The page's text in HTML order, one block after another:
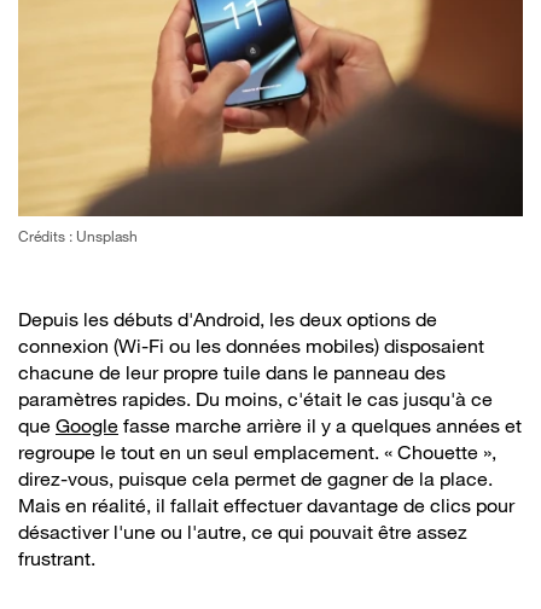
Crédits : Unsplash
Depuis les débuts d'Android, les deux options de
connexion (Wi-Fi ou les données mobiles) disposaient
chacune de leur propre tuile dans le panneau des
paramètres rapides. Du moins, c'était le cas jusqu'à ce
que Google fasse marche arrière il y a quelques années et
regroupe le tout en un seul emplacement. « Chouette »,
direz-vous, puisque cela permet de gagner de la place.
Mais en réalité, il fallait effectuer davantage de clics pour
désactiver l'une ou l'autre, ce qui pouvait être assez
frustrant.